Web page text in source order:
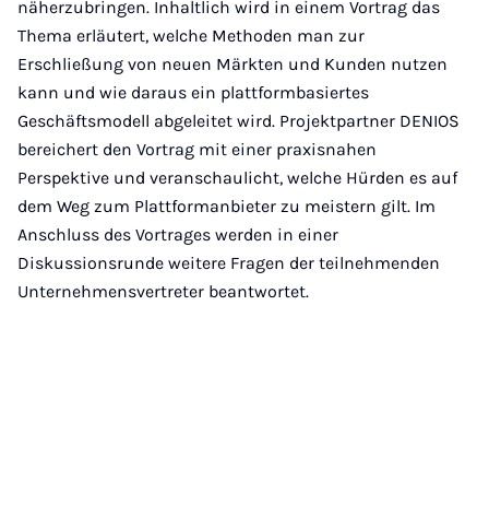
näherzubringen. Inhaltlich wird in einem Vortrag das
Thema erläutert, welche Methoden man zur
Erschließung von neuen Märkten und Kunden nutzen
kann und wie daraus ein plattformbasiertes
Geschäftsmodell abgeleitet wird. Projektpartner DENIOS
bereichert den Vortrag mit einer praxisnahen
Perspektive und veranschaulicht, welche Hürden es auf
dem Weg zum Plattformanbieter zu meistern gilt. Im
Anschluss des Vortrages werden in einer
Diskussionsrunde weitere Fragen der teilnehmenden
Unternehmensvertreter beantwortet.